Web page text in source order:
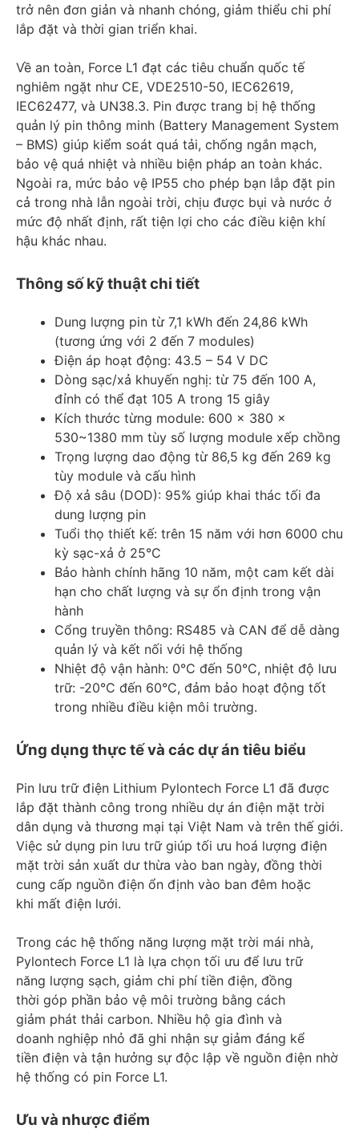
trở nên đơn giản và nhanh chóng, giảm thiểu chi phí
lắp đặt và thời gian triển khai.
Về an toàn, Force L1 đạt các tiêu chuẩn quốc tế
nghiêm ngặt như CE, VDE2510-50, IEC62619,
IEC62477, và UN38.3. Pin được trang bị hệ thống
quản lý pin thông minh (Battery Management System
– BMS) giúp kiểm soát quá tải, chống ngắn mạch,
bảo vệ quá nhiệt và nhiều biện pháp an toàn khác.
Ngoài ra, mức bảo vệ IP55 cho phép bạn lắp đặt pin
cả trong nhà lẫn ngoài trời, chịu được bụi và nước ở
mức độ nhất định, rất tiện lợi cho các điều kiện khí
hậu khác nhau.
Thông số kỹ thuật chi tiết
Dung lượng pin từ 7,1 kWh đến 24,86 kWh
(tương ứng với 2 đến 7 modules)
Điện áp hoạt động: 43.5 – 54 V DC
Dòng sạc/xả khuyến nghị: từ 75 đến 100 A,
đỉnh có thể đạt 105 A trong 15 giây
Kích thước từng module: 600 x 380 x
530~1380 mm tùy số lượng module xếp chồng
Trọng lượng dao động từ 86,5 kg đến 269 kg
tùy module và cấu hình
Độ xả sâu (DOD): 95% giúp khai thác tối đa
dung lượng pin
Tuổi thọ thiết kế: trên 15 năm với hơn 6000 chu
kỳ sạc-xả ở 25°C
Bảo hành chính hãng 10 năm, một cam kết dài
hạn cho chất lượng và sự ổn định trong vận
hành
Cổng truyền thông: RS485 và CAN để dễ dàng
quản lý và kết nối với hệ thống
Nhiệt độ vận hành: 0°C đến 50°C, nhiệt độ lưu
trữ: -20°C đến 60°C, đảm bảo hoạt động tốt
trong nhiều điều kiện môi trường.
Ứng dụng thực tế và các dự án tiêu biểu
Pin lưu trữ điện Lithium Pylontech Force L1 đã được
lắp đặt thành công trong nhiều dự án điện mặt trời
dân dụng và thương mại tại Việt Nam và trên thế giới.
Việc sử dụng pin lưu trữ giúp tối ưu hoá lượng điện
mặt trời sản xuất dư thừa vào ban ngày, đồng thời
cung cấp nguồn điện ổn định vào ban đêm hoặc
khi mất điện lưới.
Trong các hệ thống năng lượng mặt trời mái nhà,
Pylontech Force L1 là lựa chọn tối ưu để lưu trữ
năng lượng sạch, giảm chi phí tiền điện, đồng
thời góp phần bảo vệ môi trường bằng cách
giảm phát thải carbon. Nhiều hộ gia đình và
doanh nghiệp nhỏ đã ghi nhận sự giảm đáng kể
tiền điện và tận hưởng sự độc lập về nguồn điện nhờ
hệ thống có pin Force L1.
Ưu và nhược điểm